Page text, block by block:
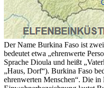
Der Name Burkina Faso ist
bedeutet etwa „ehrenwerte
Sprache Dioula und heißt
„Haus, Dorf“). Burkina Faso
ehrenwerten Menschen“. Die